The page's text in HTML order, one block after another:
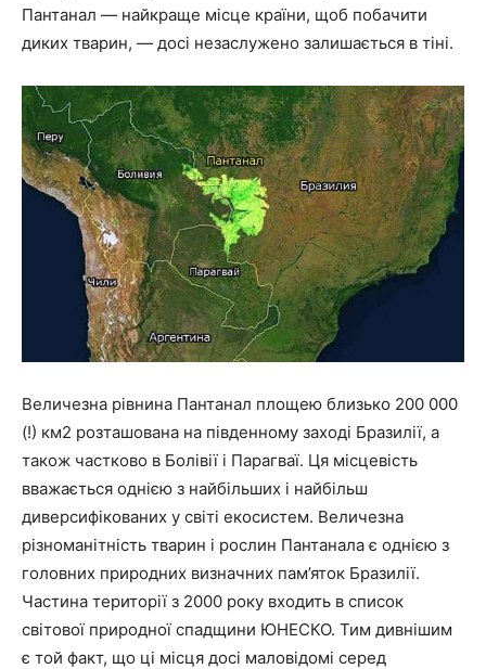
Пантанал — найкраще місце країни, щоб побачити
диких тварин, — досі незаслужено залишається в тіні.
Величезна рівнина Пантанал площею близько 200 000
(!) км2 розташована на південному заході Бразилії, а
також частково в Болівії і Парагваї. Ця місцевість
вважається однією з найбільших і найбільш
диверсифікованих у світі екосистем. Величезна
різноманітність тварин і рослин Пантанала є однією з
головних природних визначних пам’яток Бразилії.
Частина території з 2000 року входить в список
світової природної спадщини ЮНЕСКО. Тим дивнішим
є той факт, що ці місця досі маловідомі серед